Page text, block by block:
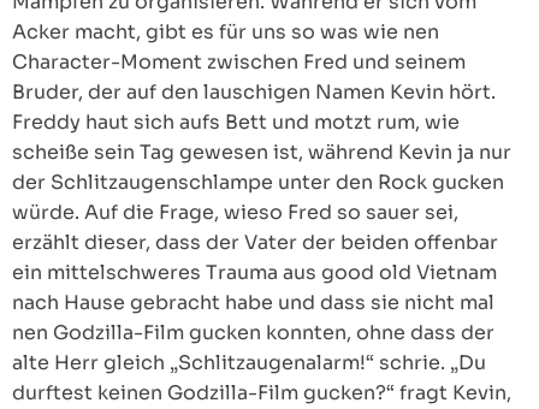
Acker macht, gibt es für uns so was wie nen
Character-Moment zwischen Fred und seinem
Bruder, der auf den lauschigen Namen Kevin hört.
Freddy haut sich aufs Bett und motzt rum, wie
scheiße sein Tag gewesen ist, während Kevin ja nur
der Schlitzaugenschlampe unter den Rock gucken
würde. Auf die Frage, wieso Fred so sauer sei,
erzählt dieser, dass der Vater der beiden offenbar
ein mittelschweres Trauma aus good old Vietnam
nach Hause gebracht habe und dass sie nicht mal
nen Godzilla-Film gucken konnten, ohne dass der
alte Herr gleich „Schlitzaugenalarm!“ schrie. „Du
durftest keinen Godzilla-Film gucken?“ fragt Kevin,